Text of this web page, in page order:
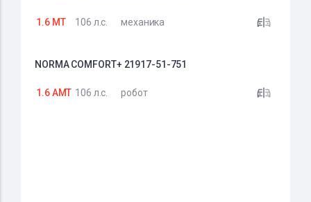
1.6 MT 106 л.с. механика
NORMA COMFORT+ 21917-51-751
1.6 AMT 106 л.с. робот